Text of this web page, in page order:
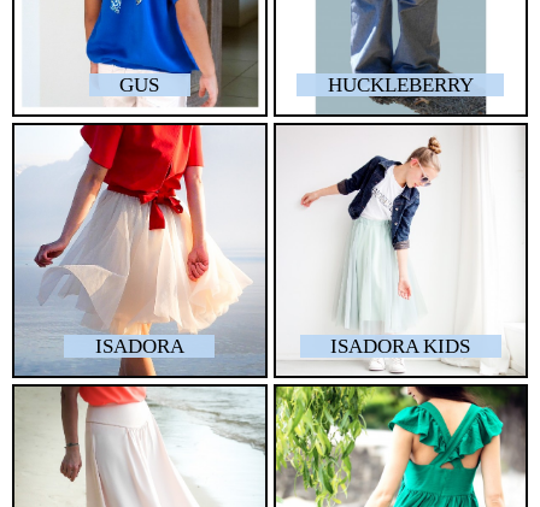
GUS HUCKLEBERRY
ISADORA ISADORA KIDS